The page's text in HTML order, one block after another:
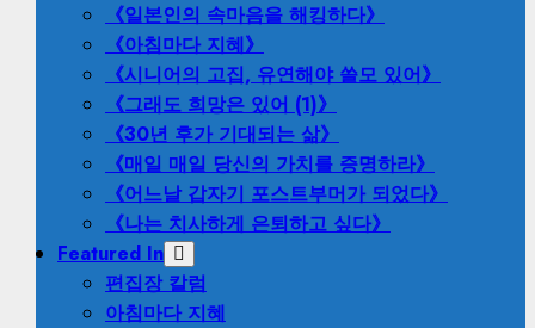
《일본인의 속마음을 해킹하다》
《아침마다 지혜》
《시니어의 고집, 유연해야 쓸모 있어》
《그래도 희망은 있어 (1)》
《30년 후가 기대되는 삶》
《매일 매일 당신의 가치를 증명하라》
《어느날 갑자기 포스트부머가 되었다》
《나는 치사하게 은퇴하고 싶다》
Featured In
편집장 칼럼
아침마다 지혜